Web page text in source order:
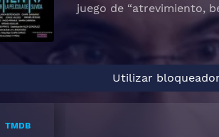
juego de “atrevimiento,
Utilizar
TMDB